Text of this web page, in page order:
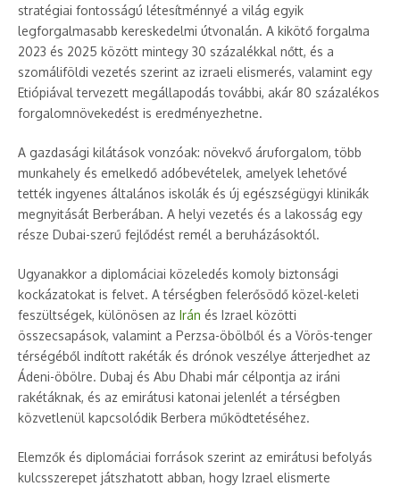
stratégiai fontosságú létesítménnyé a világ egyik
legforgalmasabb kereskedelmi útvonalán. A kikötő forgalma
2023 és 2025 között mintegy 30 százalékkal nőtt, és a
szomáliföldi vezetés szerint az izraeli elismerés, valamint egy
Etiópiával tervezett megállapodás további, akár 80 százalékos
forgalomnövekedést is eredményezhetne.
A gazdasági kilátások vonzóak: növekvő áruforgalom, több
munkahely és emelkedő adóbevételek, amelyek lehetővé
tették ingyenes általános iskolák és új egészségügyi klinikák
megnyitását Berberában. A helyi vezetés és a lakosság egy
része Dubai-szerű fejlődést remél a beruházásoktól.
Ugyanakkor a diplomáciai közeledés komoly biztonsági
kockázatokat is felvet. A térségben felerősödő közel-keleti
feszültségek, különösen az Irán és Izrael közötti
összecsapások, valamint a Perzsa-öbölből és a Vörös-tenger
térségéből indított rakéták és drónok veszélye átterjedhet az
Ádeni-öbölre. Dubaj és Abu Dhabi már célpontja az iráni
rakétáknak, és az emirátusi katonai jelenlét a térségben
közvetlenül kapcsolódik Berbera működtetéséhez.
Elemzők és diplomáciai források szerint az emirátusi befolyás
kulcsszerepet játszhatott abban, hogy Izrael elismerte